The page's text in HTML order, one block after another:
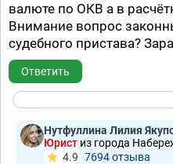
валюте по ОКВ а в
Внимание вопрос
судебного пристава?
Ответить
Нутфуллина Лилия
Юрист из города
4.9 7694 отзывa